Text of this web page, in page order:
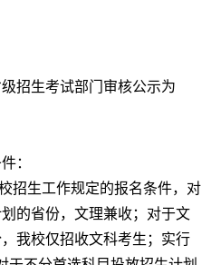
招生考试部门审核公示为
：
招生工作规定的报名条件，对
的省份，文理兼收；对于文
我校仅招收文科考生；实行